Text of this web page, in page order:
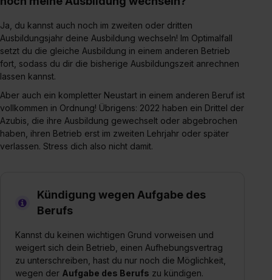
Ja, du kannst auch noch im zweiten oder dritten
Ausbildungsjahr deine Ausbildung wechseln! Im Optimalfall
setzt du die gleiche Ausbildung in einem anderen Betrieb
fort, sodass du dir die bisherige Ausbildungszeit anrechnen
lassen kannst.
Aber auch ein kompletter Neustart in einem anderen Beruf ist
vollkommen in Ordnung! Übrigens: 2022 haben ein Drittel der
Azubis, die ihre Ausbildung gewechselt oder abgebrochen
haben, ihren Betrieb erst im zweiten Lehrjahr oder später
verlassen. Stress dich also nicht damit.
Kündigung wegen Aufgabe des
Berufs
Kannst du keinen wichtigen Grund vorweisen und
weigert sich dein Betrieb, einen Aufhebungsvertrag
zu unterschreiben, hast du nur noch die Möglichkeit,
wegen der Aufgabe des Berufs zu kündigen.